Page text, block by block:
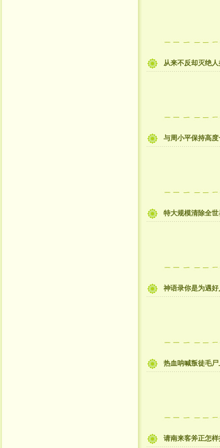
从来不反却灭绝
与周小平保持高
特大规模清除全
神语录你是为遇
热血呐喊叛徒毛
请南来客斧正怎